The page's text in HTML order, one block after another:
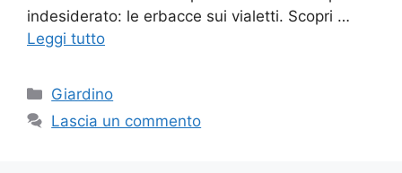
indesiderato: le erbacce sui vialetti. Scopri …
Leggi tutto
Categorie
Giardino
Lascia un commento